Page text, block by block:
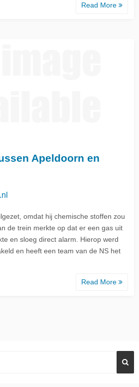
Read More
Apeldoorn en
omdat hij chemische stoffen zou
de trein merkte op dat er een gas uit
en sloeg direct alarm. Hierop werd
en heeft een team van de NS het
Read More